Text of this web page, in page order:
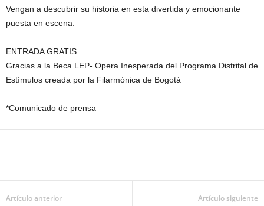
Vengan a descubrir su historia en esta divertida y emocionante
puesta en escena.
ENTRADA GRATIS
Gracias a la Beca LEP- Opera Inesperada del Programa Distrital de
Estímulos creada por la Filarmónica de Bogotá
*Comunicado de prensa
Artículo anterior Artículo siguiente